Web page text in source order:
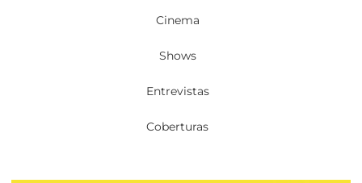
Cinema
Shows
Entrevistas
Coberturas